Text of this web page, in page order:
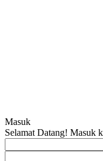
Masuk
Selamat Datang! Masuk